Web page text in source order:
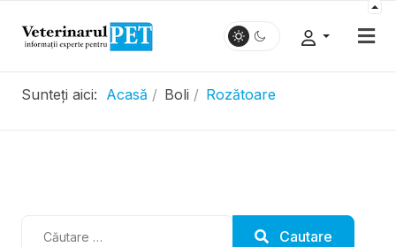
Sunteți aici: Acasă Boli Rozătoare
Cautare